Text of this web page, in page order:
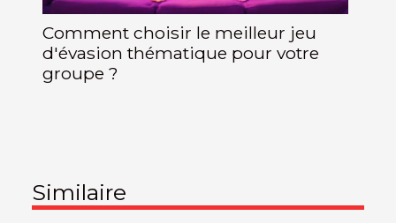
Comment choisir le meilleur jeu
d'évasion thématique pour votre
groupe ?
Similaire